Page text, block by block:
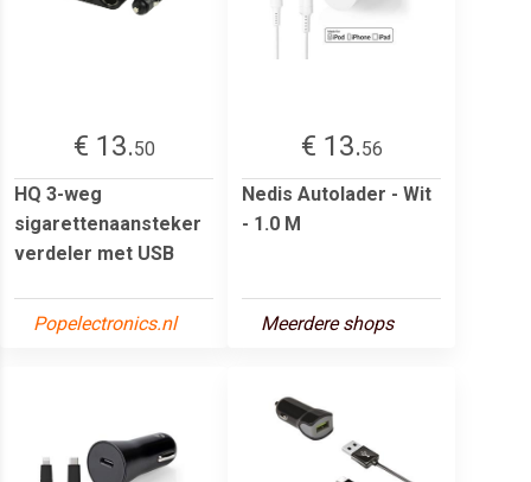
€ 13.50
HQ 3-weg
sigarettenaansteker
verdeler met USB
Popelectronics.nl
€ 13.56
Nedis Autolader - Wit
- 1.0 M
Meerdere shops